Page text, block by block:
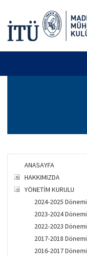
ANASAYFA
HAKKIMIZDA
YÖNETİM KURULU
2024-2025 Dönemi
2023-2024 Dönemi
2022-2023 Dönemi
2017-2018 Dönemi
2016-2017 Dönemi